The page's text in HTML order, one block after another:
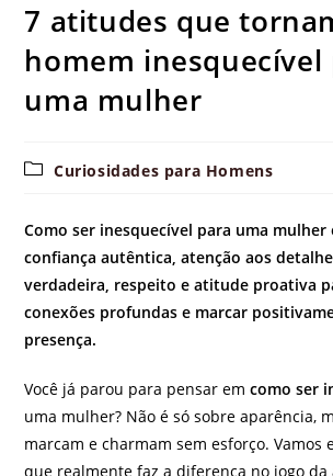
7 atitudes que
homem inesquecível
uma mulher
Categoria
Curiosidades para Homens
Como ser inesquecível para uma
confiança autêntica, atenção aos
verdadeira, respeito e atitude proativa
conexões profundas e marcar
presença.
Você já parou para pensar emcomo ser
uma mulher? Não é só sobre aparência,
marcam e charmam sem esforço. Vamos
que realmente faz a diferença no jogo da